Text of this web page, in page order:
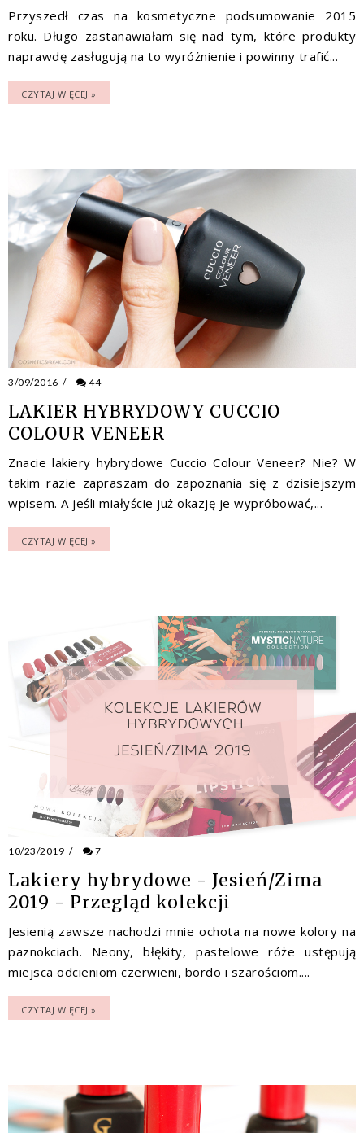
Przyszedł czas na kosmetyczne podsumowanie 2015
roku. Długo zastanawiałam się nad tym, które produkty
naprawdę zasługują na to wyróżnienie i powinny trafić...
CZYTAJ WIĘCEJ »
3/09/2016 / 44
LAKIER HYBRYDOWY CUCCIO
COLOUR VENEER
Znacie lakiery hybrydowe Cuccio Colour Veneer? Nie? W
takim razie zapraszam do zapoznania się z dzisiejszym
wpisem. A jeśli miałyście już okazję je wypróbować,...
CZYTAJ WIĘCEJ »
10/23/2019 / 7
Lakiery hybrydowe - Jesień/Zima
2019 - Przegląd kolekcji
Jesienią zawsze nachodzi mnie ochota na nowe kolory na
paznokciach. Neony, błękity, pastelowe róże ustępują
miejsca odcieniom czerwieni, bordo i szarościom....
CZYTAJ WIĘCEJ »